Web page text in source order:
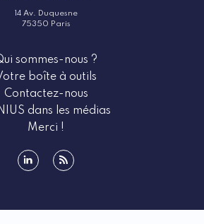
14 Av. Duquesne
75350 Paris
sommes-nous ?
boîte à outils
Contactez-nous
dans les médias
Merci !